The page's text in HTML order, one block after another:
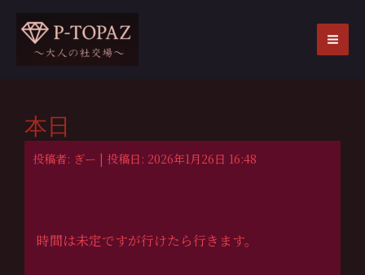
本日
投稿者: ぎー | 投稿日: 2026年1月26日 16:48
時間は未定ですが行けたら行きます。